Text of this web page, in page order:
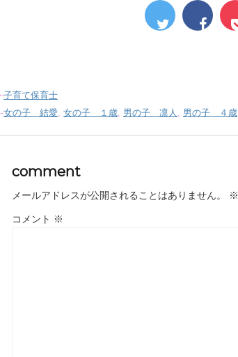
-子育て保育士
-女の子 結愛, 女の子 １歳, 男の子 凛人 , 男の子 ４歳
comment
メールアドレスが公開されることはありません。 ※
コメント ※